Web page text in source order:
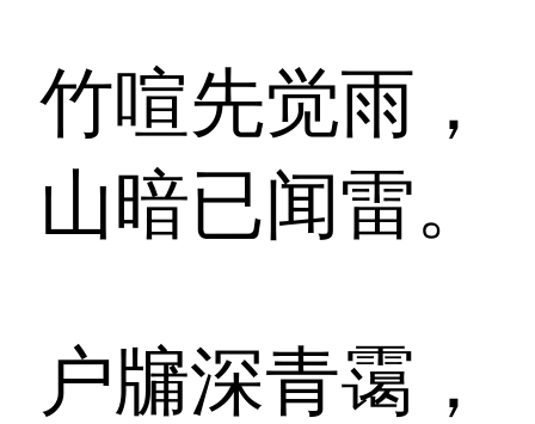
竹喧先觉雨，
山暗已闻雷。
户牖深青霭，